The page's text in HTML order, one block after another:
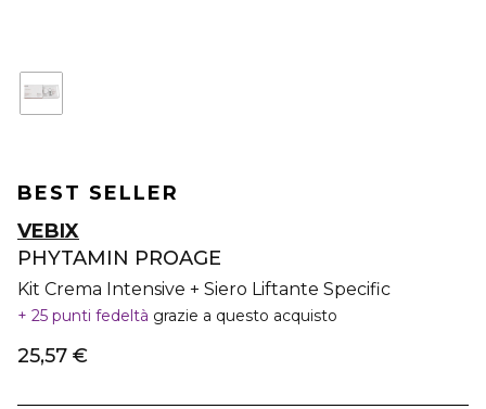
BEST SELLER
VEBIX
PHYTAMIN PROAGE
Kit Crema Intensive + Siero Liftante Specific
25 punti fedeltà grazie a questo acquisto
25,57 €